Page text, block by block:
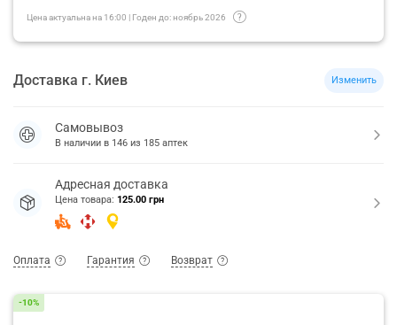
Цена актуальна на 16:00 | Годен до:ноябрь 2026
Доставка г. Киев Изменить
Самовывоз
В наличии в 146 из 185 аптек
Адресная доставка
Цена товара: 125.00 грн
Оплата Гарантия Возврат
-10%